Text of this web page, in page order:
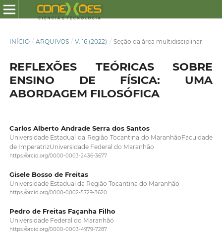
INÍCIO / ARQUIVOS / V. 16 (2022) / Seção da área multidisciplinar
REFLEXÕES TEÓRICAS SOBRE
ENSINO DE FÍSICA: UMA
ABORDAGEM FILOSÓFICA
Carlos Alberto Andrade Serra dos Santos
Universidade Estadual da Região Tocantina do MaranhãoFaculdade
de ImperatrizUniversidade Federal do Maranhão
https://orcid.org/0000-0003-2436-3677
Gisele Bosso de Freitas
Universidade Estadual da Região Tocantina do Maranhão
https://orcid.org/0000-0002-5729-3620
Pedro de Freitas Façanha Filho
Universidade Federal do Maranhão
https://orcid.org/0000-0003-4979-7287